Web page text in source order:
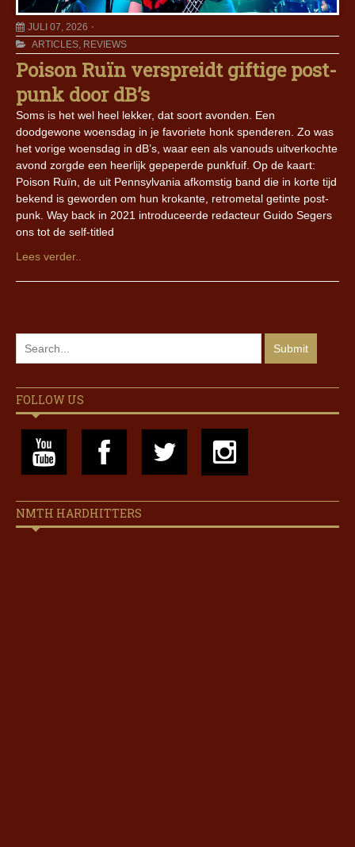
JULI 07, 2026
ARTICLES, REVIEWS
Poison Ruïn verspreidt giftige post-
punk door dB’s
Soms is het wel heel lekker, dat soort avonden. Een
doodgewone woensdag in je favoriete honk spenderen. Zo was
het vorige woensdag in dB’s, waar een als vanouds uitverkochte
avond zorgde een heerlijk gepeperde punkfuif. Op de kaart:
Poison Ruïn, de uit Pennsylvania afkomstig band die in korte tijd
bekend is geworden om hun krokante, retrometal getinte post-
punk. Way back in 2021 introduceerde redacteur Guido Segers
ons tot de self-titled
Lees verder..
FOLLOW US
NMTH HARDHITTERS